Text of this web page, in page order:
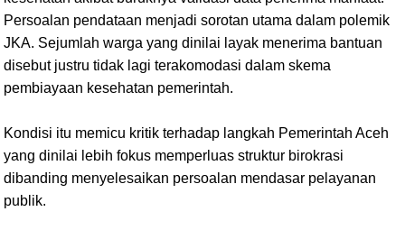
Persoalan pendataan menjadi sorotan utama dalam polemik
JKA. Sejumlah warga yang dinilai layak menerima bantuan
disebut justru tidak lagi terakomodasi dalam skema
pembiayaan kesehatan pemerintah.
Kondisi itu memicu kritik terhadap langkah Pemerintah Aceh
yang dinilai lebih fokus memperluas struktur birokrasi
dibanding menyelesaikan persoalan mendasar pelayanan
publik.